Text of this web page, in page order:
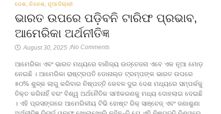
ଦେଶ
ନିବେଶ ନୂଆଦିଲ୍ଲୀ
ଭାରତ ଉପରେ ପଡ଼ିବନି ଟାରିଫ ପ୍ରଭାବ,
ଆମେରିକା ଅର୍ଥନୀତିଜ୍ଞ
August 30, 2025 /No Comments
ଆମେରିକା ଏବଂ ଭାରତ ମଧ୍ୟରେ ବାଣିଜ୍ୟ ଉତ୍ତେଜନା ଏବେ ଏକ ନୂଆ ମୋଡ଼
ନେଇଛି । ଆମେରିକା ରାଷ୍ଟ୍ରପତି ଡୋନାଲ୍ଡ ଟ୍ରମ୍ପଙ୍କ ଭାରତ ଉପରେ
୫୦% ଶୁଳ୍କ ଲାଗୁ କରିବାର ନିଷ୍ପତ୍ତି କେବଳ ଦୁଇ ଦେଶ ମଧ୍ୟରେ ସମ୍ପର୍କକୁ
ତିକ୍ତ କରିନାହିଁ ବରଂ ବିଶ୍ୱ ଅର୍ଥନୈତିକ ସମୀକରଣକୁ ମଧ୍ୟ ଦୋହଲାଇ ଦେଇଛି
। ଏହି ପ୍ରସଙ୍ଗରେ ଆମେରିକୀୟ ଟିଭି ହୋଷ୍ଟ ରିକ୍ ସାଞ୍ଚେଜ୍ ଏବଂ ଜଣାଶୁଣା